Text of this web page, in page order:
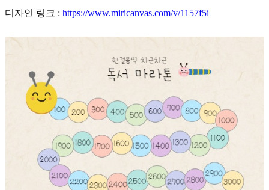
디자인 링크 : https://www.miricanvas.com/v/1157f5i